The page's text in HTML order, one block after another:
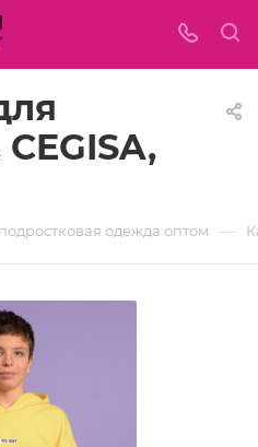
одежда оптом —